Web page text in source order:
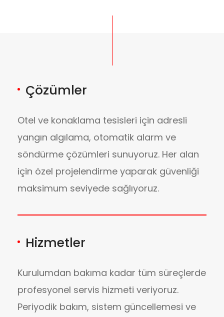
Çözümler
Otel ve konaklama tesisleri için adresli
yangın algılama, otomatik alarm ve
söndürme çözümleri sunuyoruz. Her alan
için özel projelendirme yaparak güvenliği
maksimum seviyede sağlıyoruz.
Hizmetler
Kurulumdan bakıma kadar tüm süreçlerde
profesyonel servis hizmeti veriyoruz.
Periyodik bakım, sistem güncellemesi ve